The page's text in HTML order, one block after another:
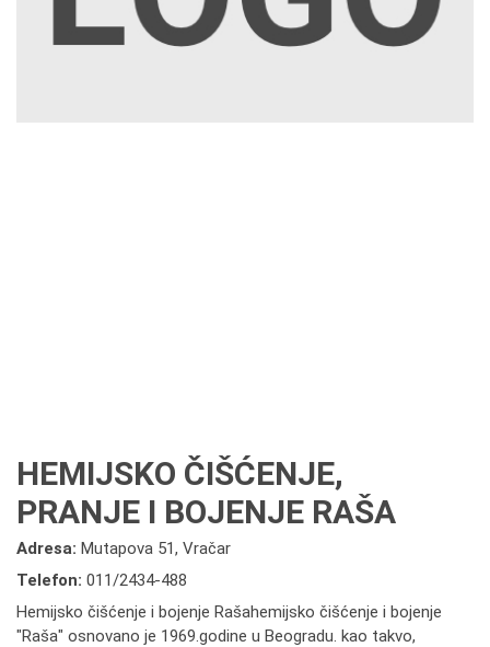
HEMIJSKO ČIŠĆENJE,
PRANJE I BOJENJE RAŠA
Adresa: Mutapova 51, Vračar
Telefon: 011/2434-488
Hemijsko čišćenje i bojenje Rašahemijsko čišćenje i bojenje
"Raša" osnovano je 1969.godine u Beogradu. kao takvo,